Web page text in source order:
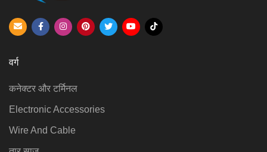
वर्ग
कनेक्टर और टर्मिनल
Electronic Accessories
Wire And Cable